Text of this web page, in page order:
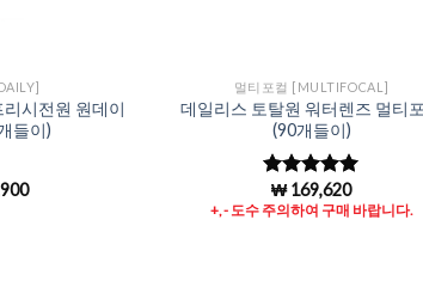
시전원 원데이
들이)
멀티포컬 [MULTIFOCAL]
데일리스 토탈원 워터렌즈 멀티
(90개들이)
5 중에서
4.99로 평
₩169,620
+, - 도수 주의하여 구매 바랍니다.